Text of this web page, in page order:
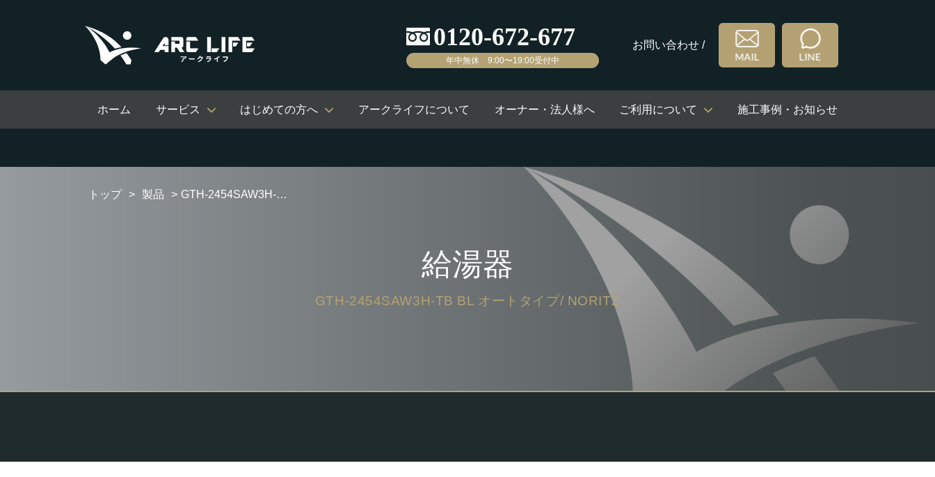
年中無休 9:00〜19:00受付中
お問い合わせ /
ホーム サービス はじめての方へ アークライフについて オーナー・法人様へ ご利用について 施工事例・お知らせ
トップ 製品 GTH-2454SAW3H-TB BL オートタイプ
給湯器
GTH-2454SAW3H-TB BL オートタイプ/ NORITZ